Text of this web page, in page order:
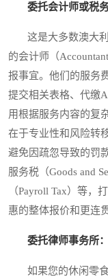
委托会计师或税
这是大多数澳大利
的会计师（
报事宜。他们的服务
提交相关表格、代缴
用根据服务内容的复
在于专业性和风险转
避免因疏忽导致的罚
服务税（Goods and
（Payroll Tax）等，
惠的整体报价和更连
委托律师事务所
如果您的休闲零食